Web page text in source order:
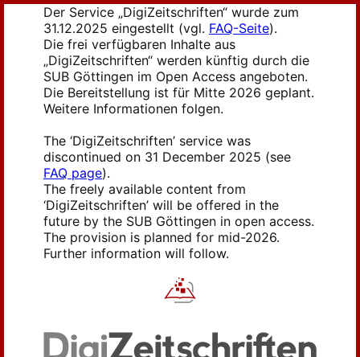
Der Service „DigiZeitschriften“ wurde zum
31.12.2025 eingestellt (vgl. FAQ-Seite).
Die frei verfügbaren Inhalte aus
„DigiZeitschriften“ werden künftig durch die
SUB Göttingen im Open Access angeboten.
Die Bereitstellung ist für Mitte 2026 geplant.
Weitere Informationen folgen.
The ‘DigiZeitschriften’ service was
discontinued on 31 December 2025 (see
FAQ page).
The freely available content from
‘DigiZeitschriften’ will be offered in the
future by the SUB Göttingen in open access.
The provision is planned for mid-2026.
Further information will follow.